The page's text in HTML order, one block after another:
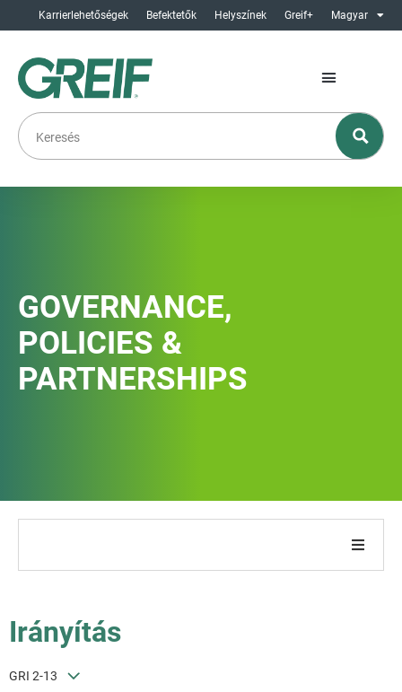
Karrierlehetőségek Befektetők Helyszínek Greif+ Magyar
GOVERNANCE,
POLICIES &
PARTNERSHIPS
Jelentésünkről
Fenntarthatósági stratégiák
Irányítás
GRI 2-13